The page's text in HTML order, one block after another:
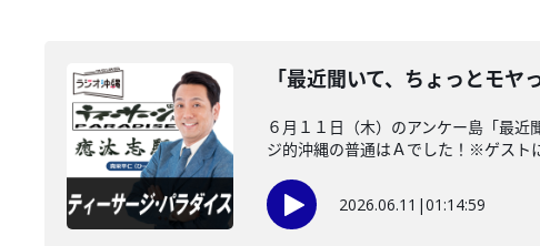
「最近聞いて、ちょっとモヤ
６月１１日（木）のアンケー島「最
ジ的沖縄の普通はＡでした！※ゲスト
2026.06.11 |01:14:59